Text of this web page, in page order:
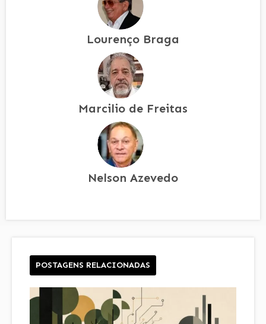
Lourenço Braga
Marcilio de Freitas
Nelson Azevedo
POSTAGENS RELACIONADAS